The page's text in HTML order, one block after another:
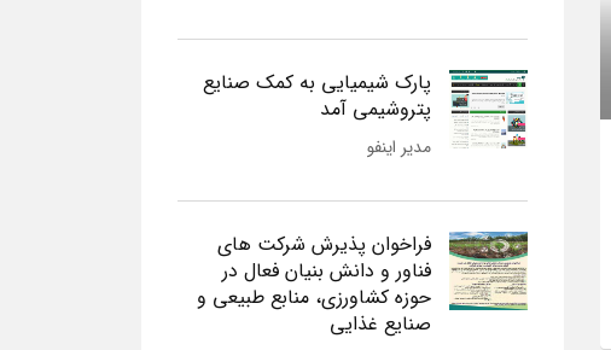
پارک شیمیایی به کمک صنایع
پتروشیمی آمد
مدیر اینفو
فراخوان پذیرش شرکت های
فناور و دانش بنیان فعال در
حوزه کشاورزی، منابع طبیعی و
صنایع غذایی